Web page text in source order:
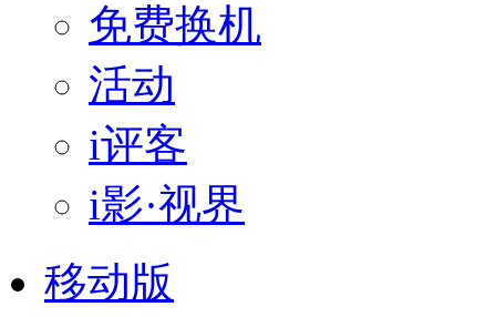
免费换机
活动
i评客
i影·视界
移动版